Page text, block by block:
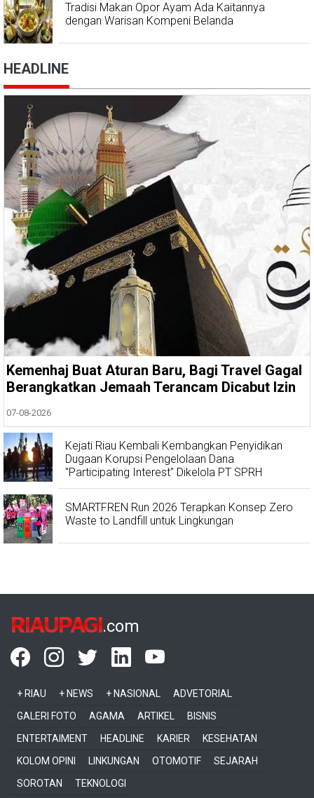
Tradisi Makan Opor Ayam Ada Kaitannya
dengan Warisan Kompeni Belanda
HEADLINE
Kemenhaj Buat Aturan Baru, Bagi Travel Gagal
Berangkatkan Jemaah Terancam Dicabut Izin
07-08-2026
Kejati Riau Kembali Kembangkan Penyidikan
Dugaan Korupsi Pengelolaan Dana
"Participating Interest" Dikelola PT SPRH
SMARTFREN Run 2026 Terapkan Konsep Zero
Waste to Landfill untuk Lingkungan
RIAUPAGI.com
+ RIAU + NEWS + NASIONAL
ADVETORIAL
GALERI FOTO
AGAMA ARTIKEL
BISNIS
ENTERTAIMENT
HEADLINE KARIER
KESEHATAN
KOLOM OPINI
LINKUNGAN OTOMOTIF
SEJARAH
SOROTAN
TEKNOLOGI